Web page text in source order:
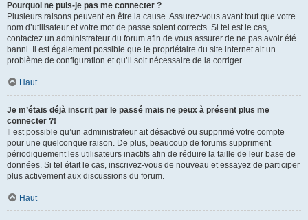
Pourquoi ne puis-je pas me connecter ?
Plusieurs raisons peuvent en être la cause. Assurez-vous avant tout que votre
nom d’utilisateur et votre mot de passe soient corrects. Si tel est le cas,
contactez un administrateur du forum afin de vous assurer de ne pas avoir été
banni. Il est également possible que le propriétaire du site internet ait un
problème de configuration et qu’il soit nécessaire de la corriger.
Haut
Je m’étais déjà inscrit par le passé mais ne peux à présent plus me
connecter ?!
Il est possible qu’un administrateur ait désactivé ou supprimé votre compte
pour une quelconque raison. De plus, beaucoup de forums suppriment
périodiquement les utilisateurs inactifs afin de réduire la taille de leur base de
données. Si tel était le cas, inscrivez-vous de nouveau et essayez de participer
plus activement aux discussions du forum.
Haut